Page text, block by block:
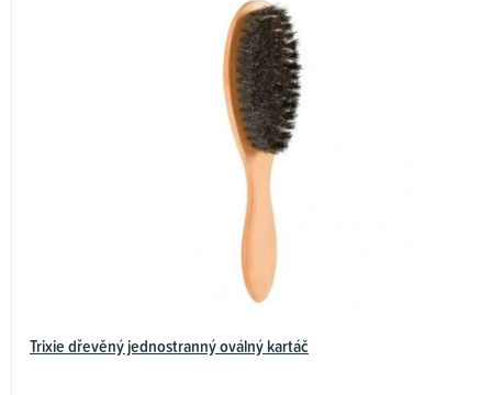
Trixie dřevěný jednostranný oválný kartáč